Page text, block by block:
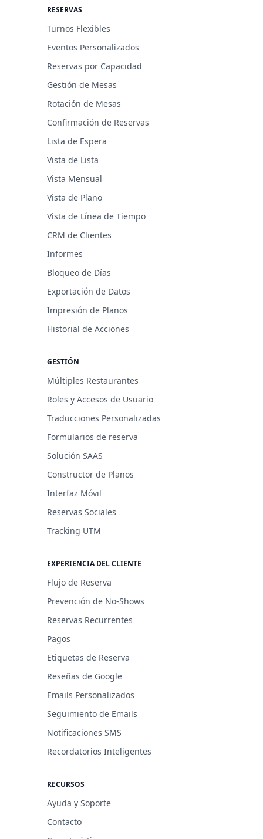
RESERVAS
Turnos Flexibles
Eventos Personalizados
Reservas por Capacidad
Gestión de Mesas
Rotación de Mesas
Confirmación de Reservas
Lista de Espera
Vista de Lista
Vista Mensual
Vista de Plano
Vista de Línea de Tiempo
CRM de Clientes
Informes
Bloqueo de Días
Exportación de Datos
Impresión de Planos
Historial de Acciones
GESTIÓN
Múltiples Restaurantes
Roles y Accesos de Usuario
Traducciones Personalizadas
Formularios de reserva
Solución SAAS
Constructor de Planos
Interfaz Móvil
Reservas Sociales
Tracking UTM
EXPERIENCIA DEL CLIENTE
Flujo de Reserva
Prevención de No-Shows
Reservas Recurrentes
Pagos
Etiquetas de Reserva
Reseñas de Google
Emails Personalizados
Seguimiento de Emails
Notificaciones SMS
Recordatorios Inteligentes
RECURSOS
Ayuda y Soporte
Contacto